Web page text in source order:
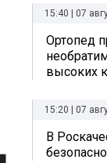
15:40 | 07
Ортопед
высоких
15:20 | 07
В